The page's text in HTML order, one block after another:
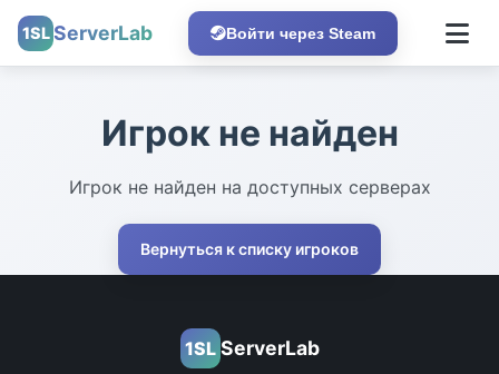
1SL ServerLab Войти через Steam
Игрок не найден
Игрок не найден на доступных серверах
Вернуться к списку игроков
1SL ServerLab